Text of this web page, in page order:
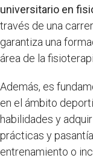
universitario en
través de una
garantiza una
área de la
Además, es
en el ámbito
habilidades y
prácticas y
entrenamiento o